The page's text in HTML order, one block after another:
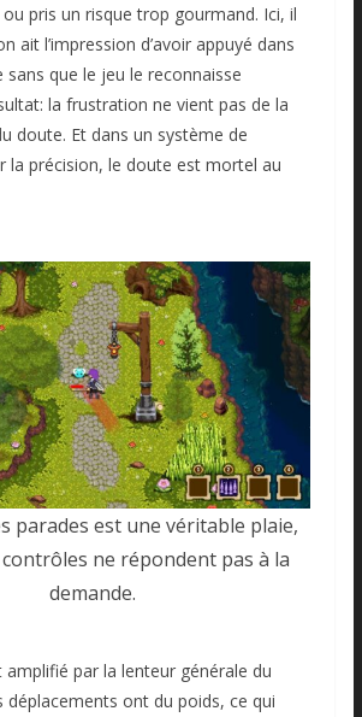
ou pris un risque trop gourmand. Ici, il
ait l’impression d’avoir appuyé dans
que le jeu le reconnaisse
la frustration ne vient pas de la
doute. Et dans un système de
la précision, le doute est mortel au
parades est une véritable plaie,
ne répondent pas à la
demande.
par la lenteur générale du
déplacements ont du poids, ce qui